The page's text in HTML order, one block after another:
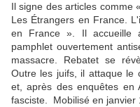
Il signe des articles comme
Les Étrangers en France.
en France ». Il accueille
pamphlet ouvertement
massacre. Rebatet se
Outre les juifs, il attaque le
et, après des enquêtes en
fasciste. Mobilisé en janvier